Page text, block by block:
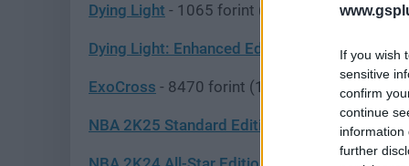
If you wish
sensitive
confirm
continue
information
further
Dying Light - 1065 forint (7100 helyett)
Dying Light: Enhanced Edition - 3180 forint
ExoCross - 8470 forint (12 100 helyett)
NBA 2K25 Standard Edition - 20 990 forint